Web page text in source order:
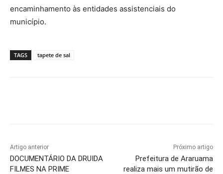
encaminhamento às entidades assistenciais do
município.
TAGS tapete de sal
Artigo anterior
DOCUMENTÁRIO DA DRUIDA
FILMES NA PRIME
Próximo artigo
Prefeitura de Araruama
realiza mais um mutirão de